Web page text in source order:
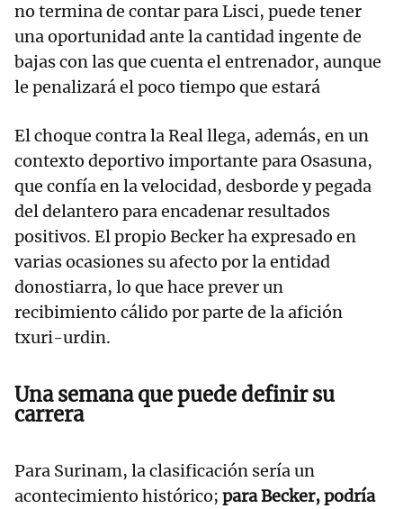
no termina de contar para Lisci, puede tener
una oportunidad ante la cantidad ingente de
bajas con las que cuenta el entrenador, aunque
le penalizará el poco tiempo que estará
El choque contra la Real llega, además, en un
contexto deportivo importante para Osasuna,
que confía en la velocidad, desborde y pegada
del delantero para encadenar resultados
positivos. El propio Becker ha expresado en
varias ocasiones su afecto por la entidad
donostiarra, lo que hace prever un
recibimiento cálido por parte de la afición
txuri-urdin.
Una semana que puede definir su
carrera
Para Surinam, la clasificación sería un
acontecimiento histórico; para Becker, podría